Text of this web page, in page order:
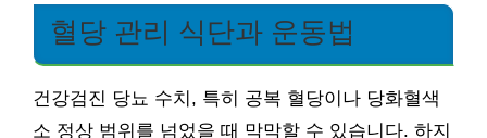
혈당 관리 식단과 운동법
건강검진 당뇨 수치, 특히 공복 혈당이나 당화혈색
소 정상 범위를 넘었을 때 막막할 수 있습니다. 하지